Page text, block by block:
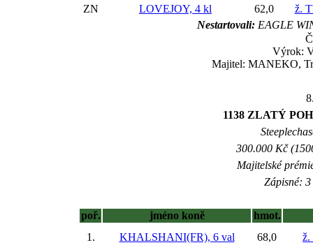
ZN
LOVEJOY, 4 kl 62,0
ž.
Nestartovali:EAGLE
Výrok:
Majitel: MANEKO,
1138 ZLATÝ
300.000 Kč
Majitelské
Zápisné:
poř. jméno koně
hmot.
1.
KHALSHANI(FR), 6 val 68,0
ž.